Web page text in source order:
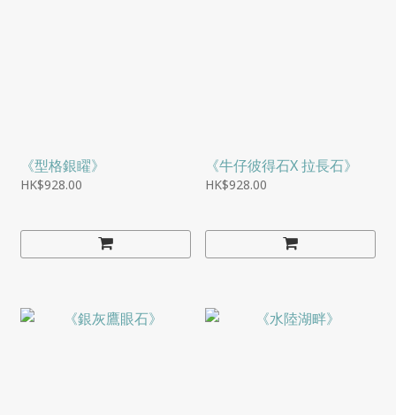
《型格銀矅》
HK$928.00
《牛仔彼得石X 拉長石》
HK$928.00